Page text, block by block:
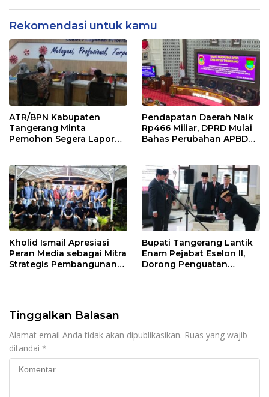
Ditingkatkan
Rekomendasi untuk kamu
ATR/BPN Kabupaten
Tangerang Minta
Pemohon Segera Lapor
Pendapatan Daerah Naik
Rp466 Miliar, DPRD Mulai
Bahas Perubahan APBD
Kholid Ismail Apresiasi
Peran Media sebagai Mitra
Strategis Pembangunan
Bupati Tangerang Lantik
Enam Pejabat Eselon II,
Dorong Penguatan
Tinggalkan Balasan
Alamat email Anda tidak akan dipublikasikan. Ruas yang wajib
ditandai *